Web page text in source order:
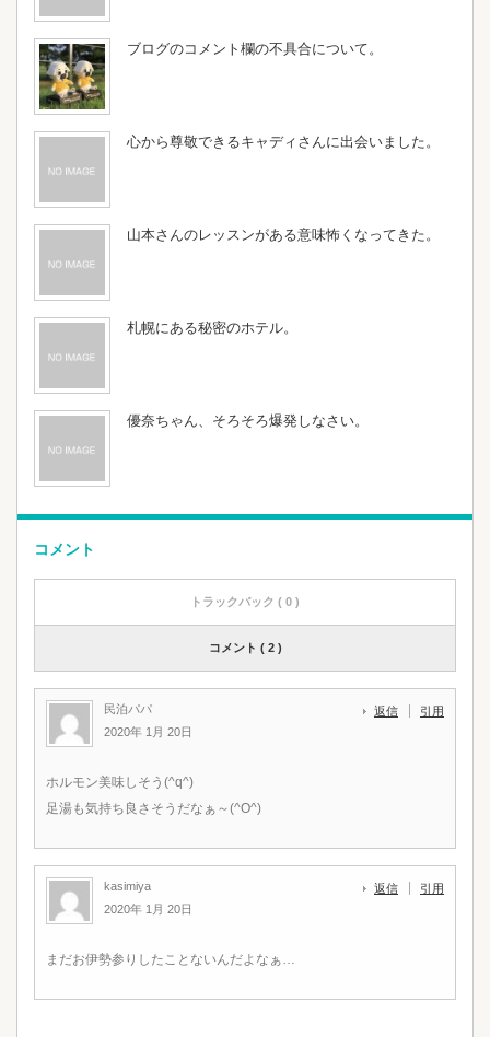
ブログのコメント欄の不具合について。
心から尊敬できるキャディさんに出会いました。
山本さんのレッスンがある意味怖くなってきた。
札幌にある秘密のホテル。
優奈ちゃん、そろそろ爆発しなさい。
コメント
トラックバック ( 0 )
コメント ( 2 )
民泊パパ
2020年 1月 20日
返信 引用
ホルモン美味しそう(^q^)
足湯も気持ち良さそうだなぁ～(^O^)
kasimiya
2020年 1月 20日
返信 引用
まだお伊勢参りしたことないんだよなぁ…